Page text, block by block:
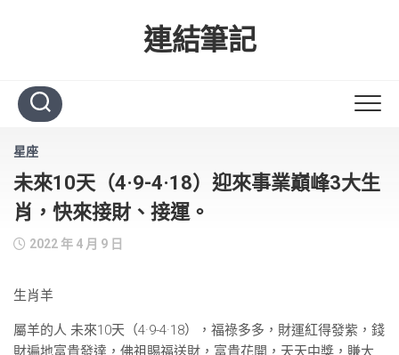
連結筆記
星座
未來10天（4·9-4·18）迎來事業巔峰3大生
肖，快來接財、接運。
2022 年 4 月 9 日
生肖羊
屬羊的人 未來10天（4·9-4·18），福祿多多，財運紅得發紫，錢
財遍地富貴發達，佛祖賜福送財，富貴花開，天天中獎，賺大